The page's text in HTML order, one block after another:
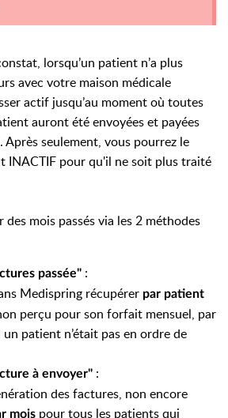
lorsqu’un patient n’a plus
avec votre maison médicale
actif jusqu’au moment où toutes
auront été envoyées et payées
Après seulement, vous pourrez le
INACTIF pour qu'il ne soit plus traité
mois passés via les 2 méthodes
passée" :
Medispring récupérer par patient
perçu pour son forfait mensuel, par
patient n’était pas en ordre de
à envoyer" :
des factures, non encore
mois pour tous les patients qui